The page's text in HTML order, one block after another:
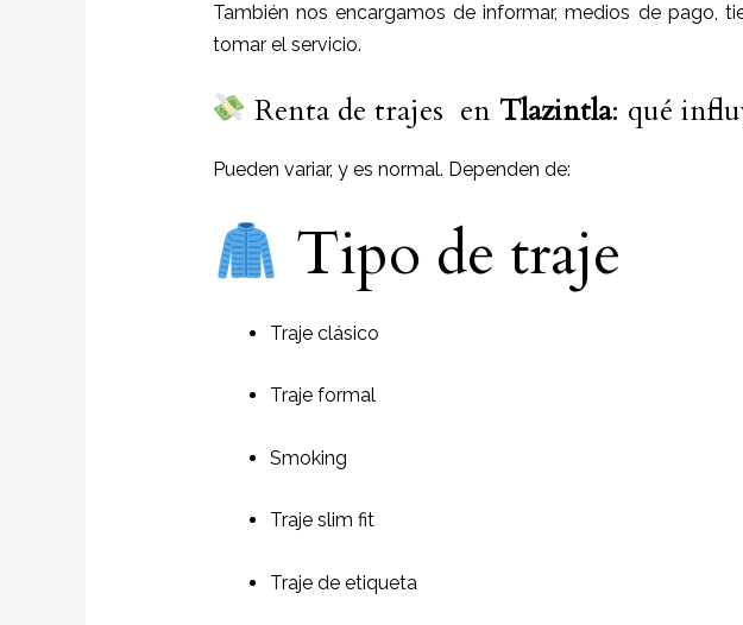
También nos encargamos de informar, medios de pago,
tomar el servicio.
Renta de trajes enTlazintla: qué
Pueden variar, y es normal. Dependen de:
Tipo de traje
Traje clásico
Traje formal
Smoking
Traje slim fit
Traje de etiqueta